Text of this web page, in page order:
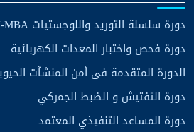
دورة سلسلة التوريد واللوجستيات MINI-MBA
دورة فحص واختبار المعدات الكهربائية
الدورة المتقدمة فى أمن المنشآت
دورة التفتيش و الضبط الجمركي
دورة المساعد التنفيذي المعتمد